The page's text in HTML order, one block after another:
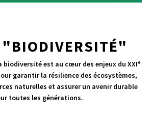
"BIODIVERSITÉ"
biodiversité est au cœur des enjeux du XXIᵉ
garantir la résilience des écosystèmes,
naturelles et assurer un avenir durable
toutes les générations.